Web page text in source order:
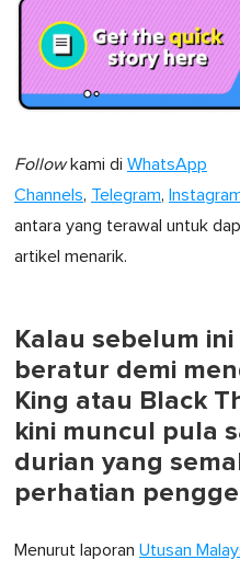
Followkami di WhatsApp
Channels, Telegram,
antara yang terawal untuk
artikel menarik.
Kalau sebelum
beratur demi
King atau Black
kini muncul pula
durian yang
perhatian
Menurut laporan Utusan